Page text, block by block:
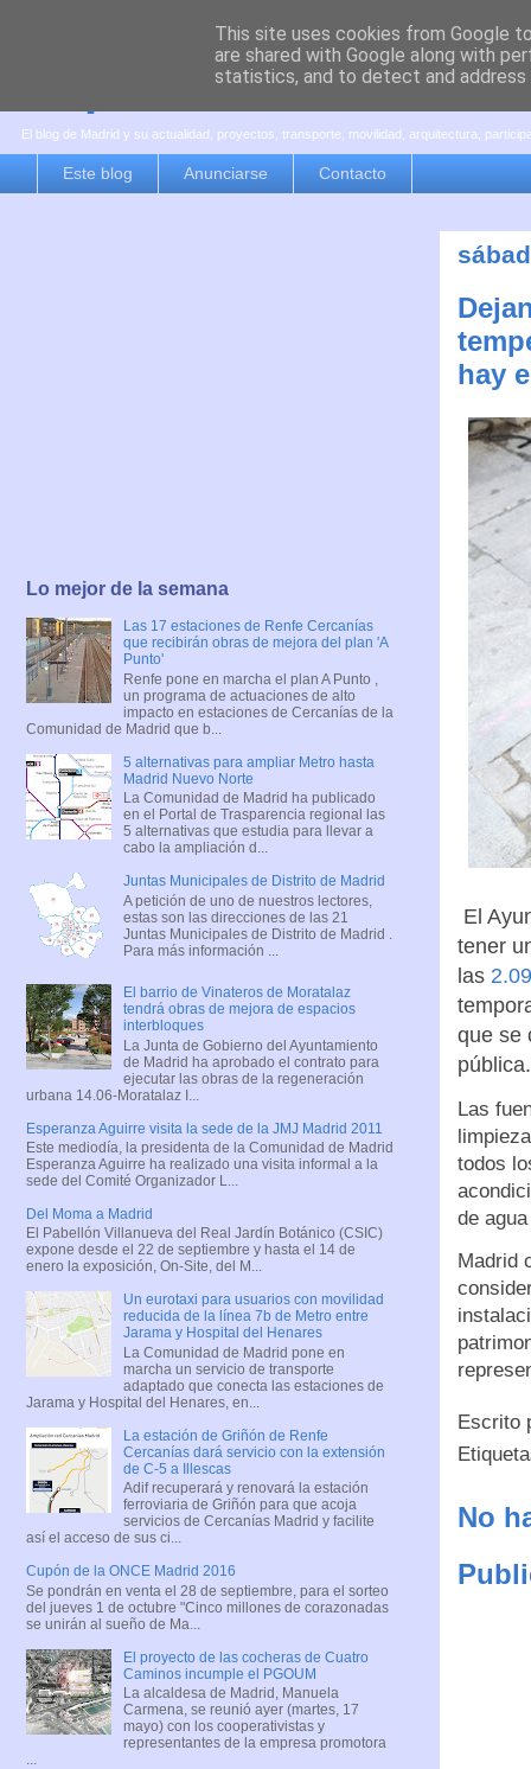
es por madrid
El blog de Madrid y su actualidad, proyectos, transporte, movilidad, arquitectura,
Este blog Anunciarse Contacto
hay
El
tener
las
que se
pública.
Las
todos
de
Madrid
Escrito
No
Lo mejor de la semana
Las 17 estaciones de Renfe Cercanías
que recibirán obras de mejora del plan 'A
Punto'
Renfe pone en marcha el plan A Punto ,
un programa de actuaciones de alto
impacto en estaciones de Cercanías de la
Comunidad de Madrid que b...
5 alternativas para ampliar Metro hasta
Madrid Nuevo Norte
La Comunidad de Madrid ha publicado
en el Portal de Trasparencia regional las
5 alternativas que estudia para llevar a
cabo la ampliación d...
Juntas Municipales de Distrito de Madrid
A petición de uno de nuestros lectores,
estas son las direcciones de las 21
Juntas Municipales de Distrito de Madrid .
Para más información ...
El barrio de Vinateros de Moratalaz
tendrá obras de mejora de espacios
interbloques
La Junta de Gobierno del Ayuntamiento
de Madrid ha aprobado el contrato para
ejecutar las obras de la regeneración
urbana 14.06-Moratalaz I...
Esperanza Aguirre visita la sede de la JMJ Madrid 2011
Este mediodía, la presidenta de la Comunidad de Madrid
Esperanza Aguirre ha realizado una visita informal a la
sede del Comité Organizador L...
Del Moma a Madrid
El Pabellón Villanueva del Real Jardín Botánico (CSIC)
expone desde el 22 de septiembre y hasta el 14 de
enero la exposición, On-Site, del M...
Un eurotaxi para usuarios con movilidad
reducida de la línea 7b de Metro entre
Jarama y Hospital del Henares
La Comunidad de Madrid pone en
marcha un servicio de transporte
adaptado que conecta las estaciones de
Jarama y Hospital del Henares, en...
La estación de Griñón de Renfe
Cercanías dará servicio con la extensión
de C-5 a Illescas
Adif recuperará y renovará la estación
ferroviaria de Griñón para que acoja
servicios de Cercanías Madrid y facilite
así el acceso de sus ci...
Cupón de la ONCE Madrid 2016
Se pondrán en venta el 28 de septiembre, para el sorteo
del jueves 1 de octubre "Cinco millones de corazonadas
se unirán al sueño de Ma...
El proyecto de las cocheras de Cuatro
Caminos incumple el PGOUM
La alcaldesa de Madrid, Manuela
Carmena, se reunió ayer (martes, 17
mayo) con los cooperativistas y
representantes de la empresa promotora
...
This site uses cookies from Google
are shared with Google along with
statistics, and to detect and address